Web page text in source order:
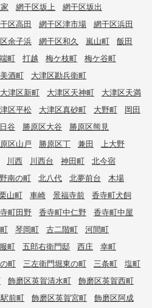
網干区坂上
網干区坂出
区高田 網干区津市場
網干区浜田
余子浜 網干区和久 嵐山町
飯田
町 打越 梅ケ枝町
梅ケ谷町
酒町
大津区勘兵衛町
大津区新町 大津区天神町
大津区天満
区平松 大津区真砂町 大野町
岡田
谷 勝原区大谷
勝原区熊見
区山戸 勝原区丁 兼田
上大野
川西 川西台 神田町
北今宿
南の町 北八代 北夢前台
木場
山町 車崎 景福寺前
香寺町犬飼
町田野 香寺町中仁野
香寺町中屋
琴岡町 古二階町
河間町
町 五郎右衛門邸 西庄
幸町
町 三左衛門堀東の町 三条町
塩町
飾磨区英賀清水町
飾磨区英賀西町
前町 飾磨区英賀宮町
飾磨区阿成